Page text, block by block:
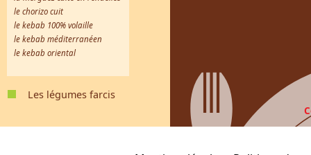
le chorizo cuit
le kebab 100% volaille
le kebab méditerranéen
le kebab oriental
Les légumes farcis
les choux farcis
les pommes de terre farcies
les courgettes farcies
les tomates farcies